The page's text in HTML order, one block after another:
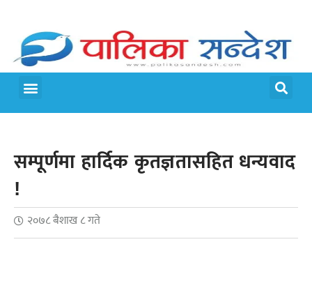
सम्पूर्णमा हार्दिक कृतज्ञतासहित धन्यवाद
!
२०७८ बैशाख ८ गते